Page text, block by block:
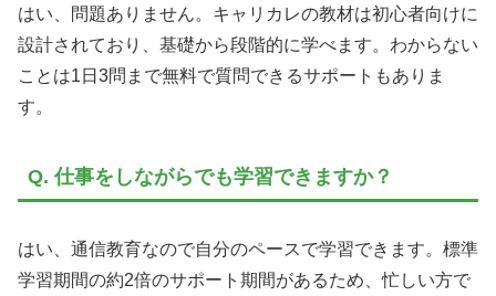
はい、問題ありません。キャリカレの教材は初心者向けに
設計されており、基礎から段階的に学べます。わからない
ことは1日3問まで無料で質問できるサポートもありま
す。
Q. 仕事をしながらでも学習できますか？
はい、通信教育なので自分のペースで学習できます。標準
学習期間の約2倍のサポート期間があるため、忙しい方で